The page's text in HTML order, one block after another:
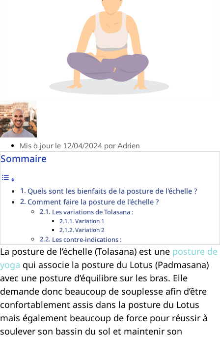
Mis à jour le 12/04/2024 par Adrien
Sommaire
Quels sont les bienfaits de la posture de l'échelle ?
Comment faire la posture de l'échelle ?
Les variations de Tolasana :
Variation 1
Variation 2
Les contre-indications :
La posture de l’échelle (Tolasana) est une posture de
yoga qui associe la posture du Lotus (Padmasana)
avec une posture d’équilibre sur les bras. Elle
demande donc beaucoup de souplesse afin d’être
confortablement assis dans la posture du Lotus
mais également beaucoup de force pour réussir à
soulever son bassin du sol et maintenir son